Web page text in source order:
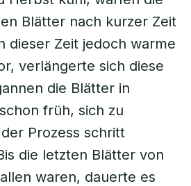
Blätter nach kurzer Zeit
dieser Zeit jedoch warme
verlängerte sich diese
die Blätter in
früh, sich zu
Prozess schritt
die letzten Blätter von
waren, dauerte es